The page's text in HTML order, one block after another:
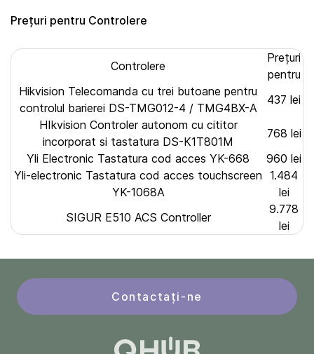
Prețuri pentru Controlere
Controlere
Prețuri
pentru
Hikvision Telecomanda cu trei butoane pentru
controlul barierei DS-TMG012-4 / TMG4BX-A
437 lei
HIkvision Controler autonom cu cititor
incorporat si tastatura DS-K1T801M
768 lei
Yli Electronic Tastatura cod acces YK-668
960 lei
Yli-electronic Tastatura cod acces touchscreen
YK-1068A
1.484
lei
SIGUR E510 ACS Controller
9.778
lei
Contactați-ne